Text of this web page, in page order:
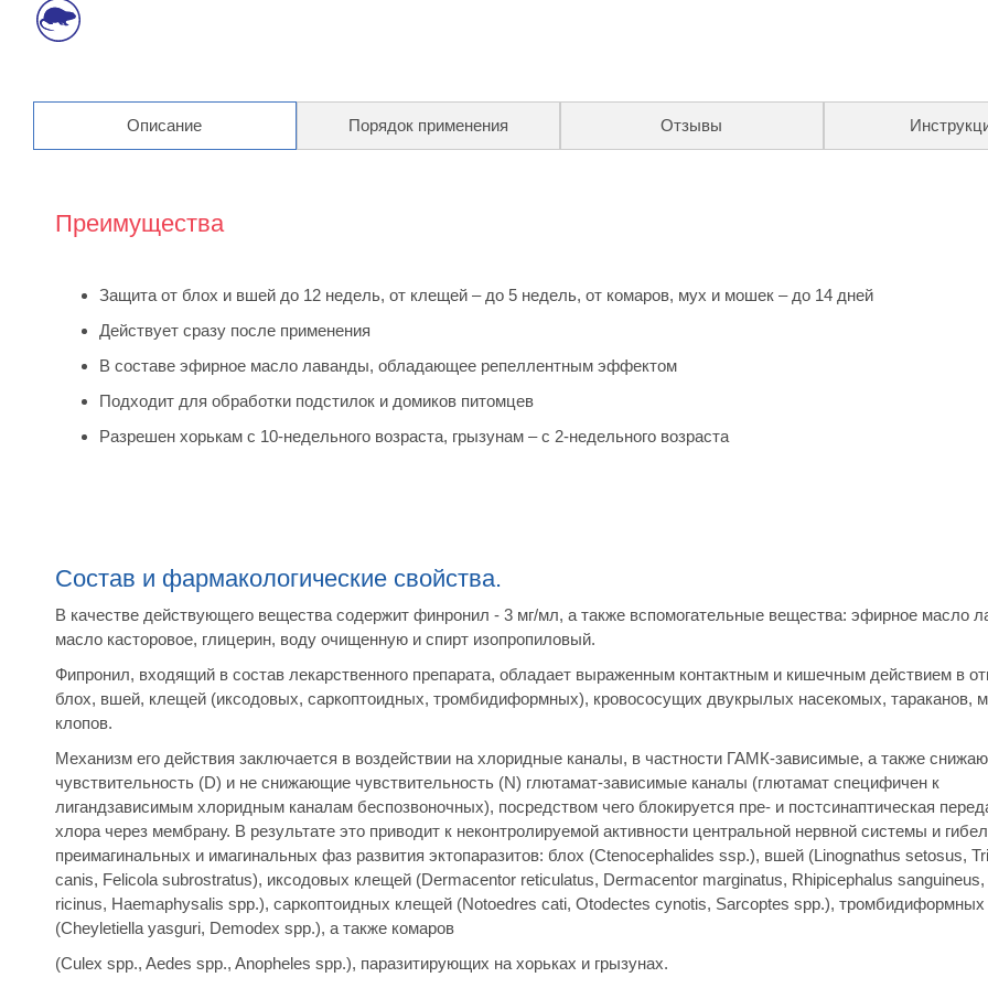
Описание Порядок применения Отзывы
Преимущества
Защита от блох и вшей до 12 недель, от клещей – до 5 недель, от комаров, мух и мошек – до 14 дней
Действует сразу после применения
В составе эфирное масло лаванды, обладающее репеллентным эффектом
Подходит для обработки подстилок и домиков питомцев
Разрешен хорькам с 10-недельного возраста, грызунам – с 2-недельного возраста
Состав и фармакологические свойства.
В качестве действующего вещества содержит финронил - 3 мг/мл, а также вспомогательные вещества: эфирное масло
масло касторовое, глицерин, воду очищенную и спирт изопропиловый.
Фипронил, входящий в состав лекарственного препарата, обладает выраженным контактным и кишечным действием в
блох, вшей, клещей (иксодовых, саркоптоидных, тромбидиформных), кровососущих двукрылых насекомых, тараканов,
клопов.
Механизм его действия заключается в воздействии на хлоридные каналы, в частности ГАМК-зависимые, а также
чувствительность (D) и не снижающие чувствительность (N) глютамат-зависимые каналы (глютамат специфичен к
лигандзависимым хлоридным каналам беспозвоночных), посредством чего блокируется пре- и постсинаптическая
хлора через мембрану. В результате это приводит к неконтролируемой активности центральной нервной системы и
преимагинальных и имагинальных фаз развития эктопаразитов: блох (Ctenocephalides ssp.), вшей (Linognathus setosus,
canis, Felicola subrostratus), иксодовых клещей (Dermacentor reticulatus, Dermacentor marginatus, Rhipicephalus
ricinus, Haemaphysalis spp.), саркоптоидных клещей (Notoedres cati, Otodectes cynotis, Sarcoptes spp.),
(Cheyletiella yasguri, Demodex spp.), а также комаров
(Culex spp., Aedes spp., Anopheles spp.), паразитирующих на хорьках и грызунах.